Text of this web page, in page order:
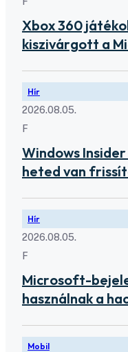
Xbox 360
kiszivárgott a
Hír
2026.08.05.
F
Windows
heted van
Hír
2026.08.05.
F
Microsoft-
használnak a
Mobil